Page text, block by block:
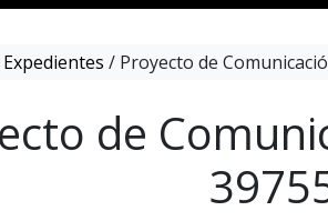
/ Proyecto de
de